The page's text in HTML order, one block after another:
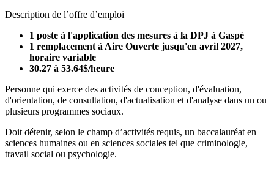
Description de l’offre d’emploi
1 poste à l'application des mesures à la DPJ à Gaspé
1 remplacement à Aire Ouverte jusqu'en avril 2027,
horaire variable
30.27 à 53.64$/heure
Personne qui exerce des activités de conception, d'évaluation,
d'orientation, de consultation, d'actualisation et d'analyse dans un ou
plusieurs programmes sociaux.
Doit détenir, selon le champ d’activités requis, un baccalauréat en
sciences humaines ou en sciences sociales tel que criminologie,
travail social ou psychologie.